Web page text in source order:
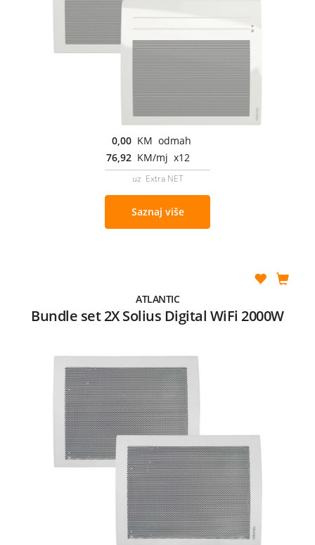
0,00 KM odmah
76,92 KM/mj x12
uz Extra NET
Saznaj više
ATLANTIC
Bundle set 2X Solius Digital WiFi 2000W